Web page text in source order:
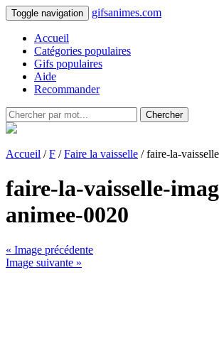
Toggle navigation gifsanimes.com
Accueil
Catégories populaires
Gifs populaires
Aide
Recommander
Chercher
Accueil /F /Faire la vaisselle / faire-la-
faire-la-vaisselle-
animee-0020
« Image précédente
Image suivante »